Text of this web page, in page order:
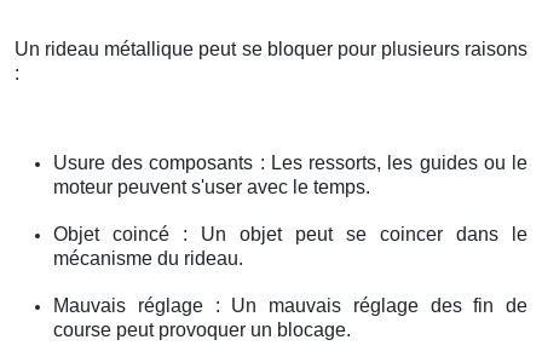
Un rideau métallique peut se bloquer pour plusieurs raisons
:
Usure des composants : Les ressorts, les guides ou le
moteur peuvent s'user avec le temps.
Objet coincé : Un objet peut se coincer dans le
mécanisme du rideau.
Mauvais réglage : Un mauvais réglage des fin de
course peut provoquer un blocage.